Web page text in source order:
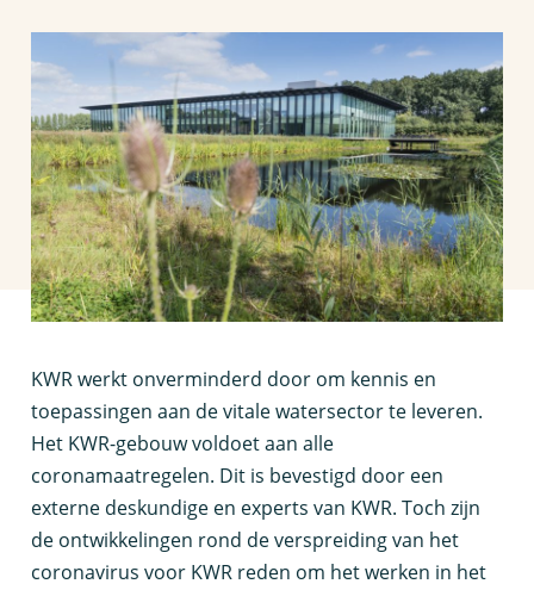
KWR werkt onverminderd door om kennis en
toepassingen aan de vitale watersector te leveren.
Het KWR-gebouw voldoet aan alle
coronamaatregelen. Dit is bevestigd door een
externe deskundige en experts van KWR. Toch zijn
de ontwikkelingen rond de verspreiding van het
coronavirus voor KWR reden om het werken in het